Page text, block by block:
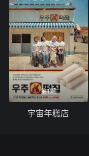
第1期
宇宙年糕店